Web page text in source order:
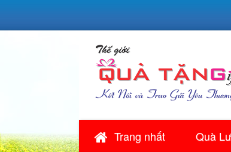
Trang nhất Quà